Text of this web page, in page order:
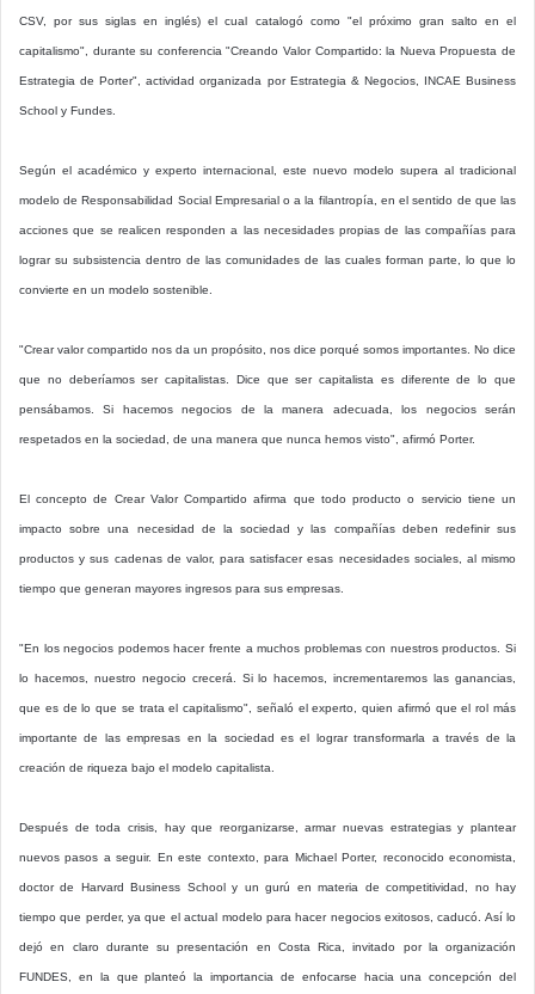
CSV, por sus siglas en inglés) el cual catalogó como "el próximo gran salto en el
capitalismo", durante su conferencia "Creando Valor Compartido: la Nueva Propuesta de
Estrategia de Porter", actividad organizada por Estrategia & Negocios, INCAE Business
School y Fundes.
Según el académico y experto internacional, este nuevo modelo supera al tradicional
modelo de Responsabilidad Social Empresarial o a la filantropía, en el sentido de que las
acciones que se realicen responden a las necesidades propias de las compañías para
lograr su subsistencia dentro de las comunidades de las cuales forman parte, lo que lo
convierte en un modelo sostenible.
"Crear valor compartido nos da un propósito, nos dice porqué somos importantes. No dice
que no deberíamos ser capitalistas. Dice que ser capitalista es diferente de lo que
pensábamos. Si hacemos negocios de la manera adecuada, los negocios serán
respetados en la sociedad, de una manera que nunca hemos visto", afirmó Porter.
El concepto de Crear Valor Compartido afirma que todo producto o servicio tiene un
impacto sobre una necesidad de la sociedad y las compañías deben redefinir sus
productos y sus cadenas de valor, para satisfacer esas necesidades sociales, al mismo
tiempo que generan mayores ingresos para sus empresas.
"En los negocios podemos hacer frente a muchos problemas con nuestros productos. Si
lo hacemos, nuestro negocio crecerá. Si lo hacemos, incrementaremos las ganancias,
que es de lo que se trata el capitalismo", señaló el experto, quien afirmó que el rol más
importante de las empresas en la sociedad es el lograr transformarla a través de la
creación de riqueza bajo el modelo capitalista.
Después de toda crisis, hay que reorganizarse, armar nuevas estrategias y plantear
nuevos pasos a seguir. En este contexto, para Michael Porter, reconocido economista,
doctor de Harvard Business School y un gurú en materia de competitividad, no hay
tiempo que perder, ya que el actual modelo para hacer negocios exitosos, caducó. Así lo
dejó en claro durante su presentación en Costa Rica, invitado por la organización
FUNDES, en la que planteó la importancia de enfocarse hacia una concepción del